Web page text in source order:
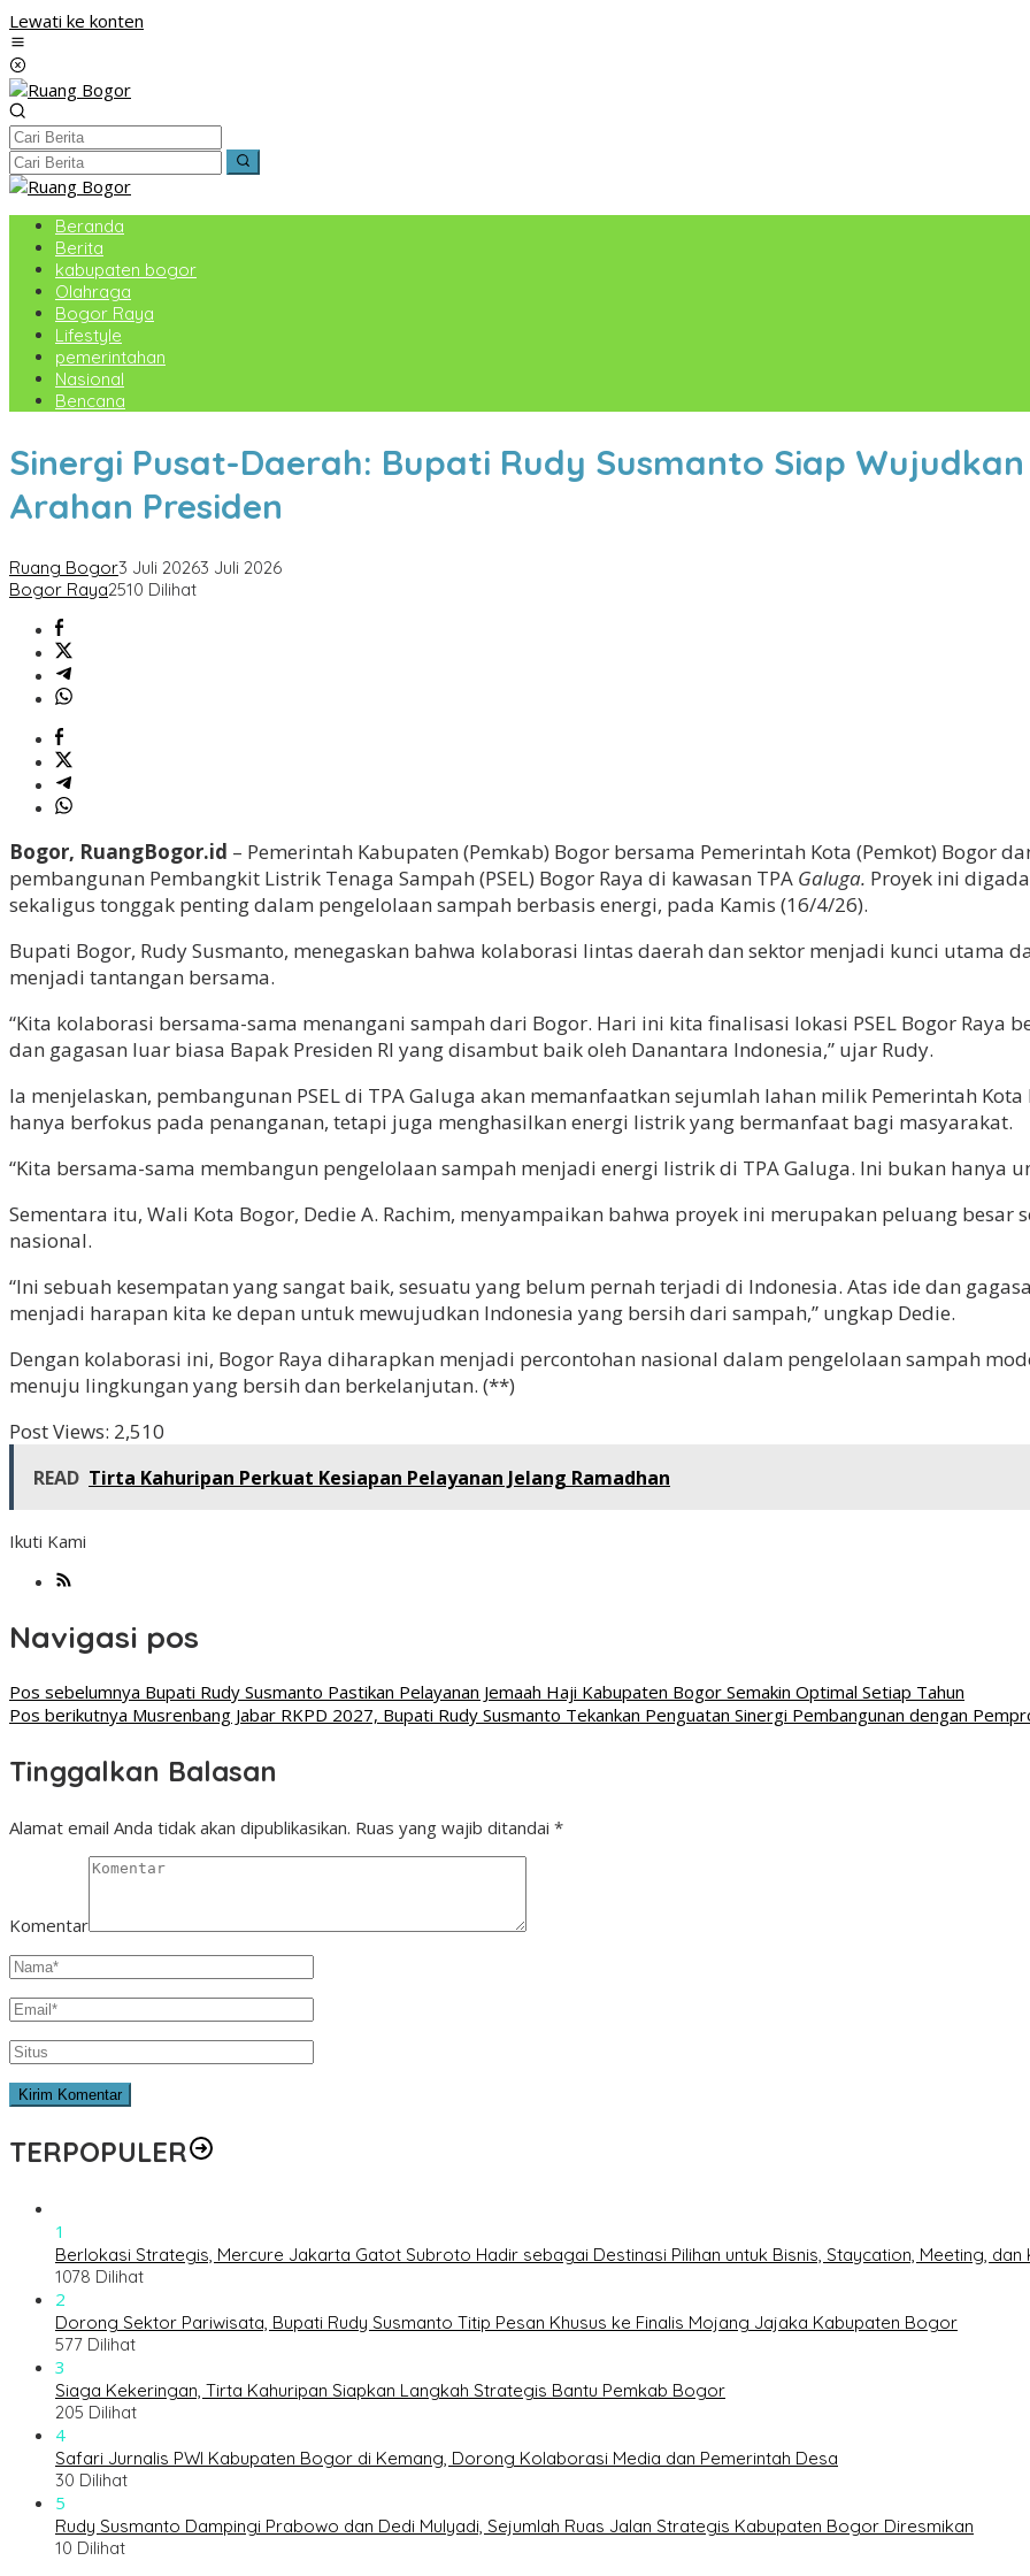
Lewati ke konten
Beranda
Berita
kabupaten bogor
Olahraga
Bogor Raya
Lifestyle
pemerintahan
Nasional
Bencana
Sinergi Pusat-Daerah: Bupati Rudy Susmanto Siap Wujudkan
Arahan Presiden
Ruang Bogor3 Juli 20263 Juli 2026
Bogor Raya2510 Dilihat
Bogor, RuangBogor.id – Pemerintah Kabupaten (Pemkab) Bogor bersama Pemerintah Kota (Pemkot) Bogor
pembangunan Pembangkit Listrik Tenaga Sampah (PSEL) Bogor Raya di kawasan TPA Galuga. Proyek ini
sekaligus tonggak penting dalam pengelolaan sampah berbasis energi, pada Kamis (16/4/26).
Bupati Bogor, Rudy Susmanto, menegaskan bahwa kolaborasi lintas daerah dan sektor menjadi kunci utama
menjadi tantangan bersama.
“Kita kolaborasi bersama-sama menangani sampah dari Bogor. Hari ini kita finalisasi lokasi PSEL Bogor
dan gagasan luar biasa Bapak Presiden RI yang disambut baik oleh Danantara Indonesia,” ujar Rudy.
Ia menjelaskan, pembangunan PSEL di TPA Galuga akan memanfaatkan sejumlah lahan milik Pemerintah
hanya berfokus pada penanganan, tetapi juga menghasilkan energi listrik yang bermanfaat bagi masyarakat.
“Kita bersama-sama membangun pengelolaan sampah menjadi energi listrik di TPA Galuga. Ini bukan hanya
Sementara itu, Wali Kota Bogor, Dedie A. Rachim, menyampaikan bahwa proyek ini merupakan peluang
nasional.
“Ini sebuah kesempatan yang sangat baik, sesuatu yang belum pernah terjadi di Indonesia. Atas ide dan
menjadi harapan kita ke depan untuk mewujudkan Indonesia yang bersih dari sampah,” ungkap Dedie.
Dengan kolaborasi ini, Bogor Raya diharapkan menjadi percontohan nasional dalam pengelolaan sampah
menuju lingkungan yang bersih dan berkelanjutan. (**)
Post Views: 2,510
READ Tirta Kahuripan Perkuat Kesiapan Pelayanan Jelang Ramadhan
Ikuti Kami
Navigasi pos
Pos sebelumnya Bupati Rudy Susmanto Pastikan Pelayanan Jemaah Haji Kabupaten Bogor Semakin Optimal Setiap Tahun
Pos berikutnya Musrenbang Jabar RKPD 2027, Bupati Rudy Susmanto Tekankan Penguatan Sinergi Pembangunan dengan
Tinggalkan Balasan
Alamat email Anda tidak akan dipublikasikan. Ruas yang wajib ditandai *
Komentar
TERPOPULER
1
Berlokasi Strategis, Mercure Jakarta Gatot Subroto Hadir sebagai Destinasi Pilihan untuk Bisnis, Staycation, Meeting, dan
1078 Dilihat
2
Dorong Sektor Pariwisata, Bupati Rudy Susmanto Titip Pesan Khusus ke Finalis Mojang Jajaka Kabupaten Bogor
577 Dilihat
3
Siaga Kekeringan, Tirta Kahuripan Siapkan Langkah Strategis Bantu Pemkab Bogor
205 Dilihat
4
Safari Jurnalis PWI Kabupaten Bogor di Kemang, Dorong Kolaborasi Media dan Pemerintah Desa
30 Dilihat
5
Rudy Susmanto Dampingi Prabowo dan Dedi Mulyadi, Sejumlah Ruas Jalan Strategis Kabupaten Bogor Diresmikan
10 Dilihat